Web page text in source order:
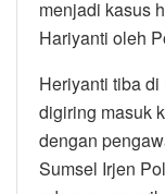
menjadi kasus
Hariyanti oleh
Heriyanti tiba
digiring masuk
dengan
Sumsel Irjen